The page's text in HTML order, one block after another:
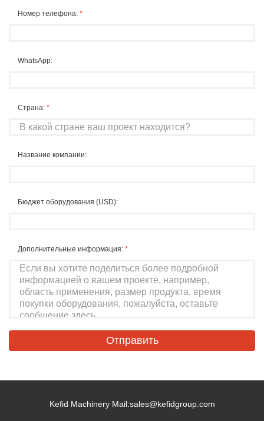
Номер телефона: *
WhatsApp:
Страна: *
Название компании:
Бюджет оборудования (USD):
Дополнительные информация: *
Kefid Machinery Mail:sales@kefidgroup.com